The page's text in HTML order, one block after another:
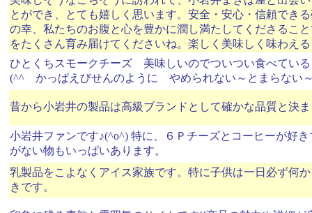
とができ、とても嬉しく思います。安全・安心・信頼でき
の幸、私たちのお腹と心を豊かに潤し満たしてくださるこ
をたくさん育み届けてくださいね。楽しく美味しく味わえ
ひとくちスモークチーズ 美味しいのでついつい食べてい
(^^ゞかっぱえびせんのように やめられない～とまらない
昔から小岩井の製品は高級ブランドとして確かな品質と決
小岩井ファンです♪(^o^) 特に、６Ｐチーズとコーヒーが好
がない物もいっぱいあります。
乳製品をこよなくアイス家族です。特に子供は一日必ず何
きです。